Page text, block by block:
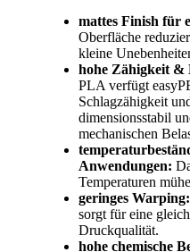
mattes Finish für
Oberfläche
kleine
hohe Zähigkeit &
PLA verfügt
Schlagzähigkeit
dimensionsstabil
mechanischen
Anwendungen:
Temperaturen
geringes Warping:
sorgt für eine
Druckqualität.
hohe chemische